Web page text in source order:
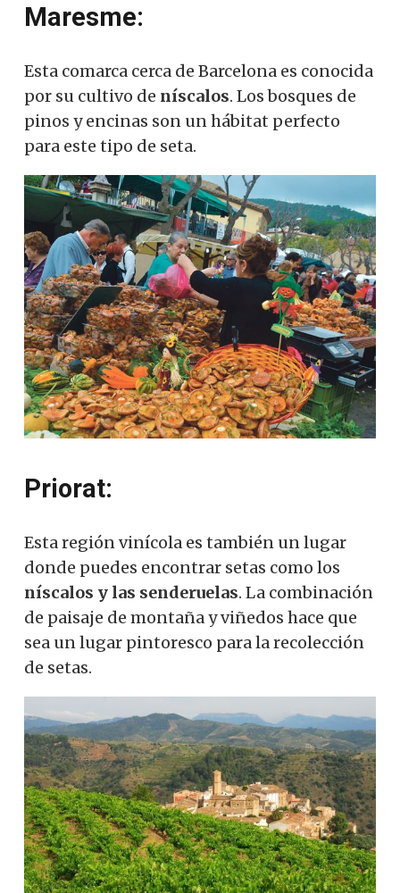
Maresme:
Esta comarca cerca de Barcelona es conocida
por su cultivo de níscalos. Los bosques de
pinos y encinas son un hábitat perfecto
para este tipo de seta.
Priorat:
Esta región vinícola es también un lugar
donde puedes encontrar setas como los
níscalos y las senderuelas. La combinación
de paisaje de montaña y viñedos hace que
sea un lugar pintoresco para la recolección
de setas.